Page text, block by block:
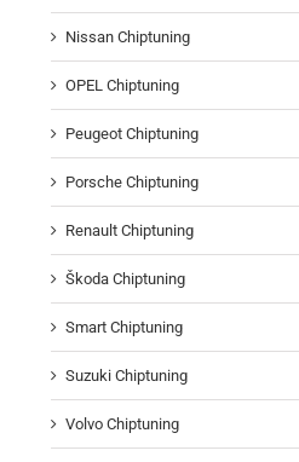
Nissan Chiptuning
OPEL Chiptuning
Peugeot Chiptuning
Porsche Chiptuning
Renault Chiptuning
Škoda Chiptuning
Smart Chiptuning
Suzuki Chiptuning
Volvo Chiptuning